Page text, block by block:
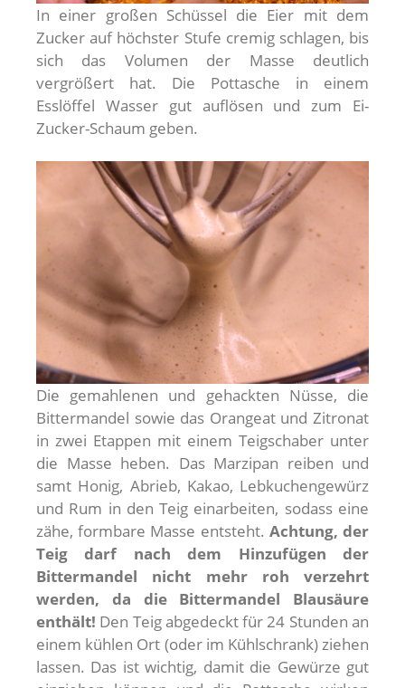
In einer großen Schüssel die Eier mit dem
Zucker auf höchster Stufe cremig schlagen, bis
sich das Volumen der Masse deutlich
vergrößert hat. Die Pottasche in einem
Esslöffel Wasser gut auflösen und zum Ei-
Zucker-Schaum geben.
Die gemahlenen und gehackten Nüsse, die
Bittermandel sowie das Orangeat und Zitronat
in zwei Etappen mit einem Teigschaber unter
die Masse heben. Das Marzipan reiben und
samt Honig, Abrieb, Kakao, Lebkuchengewürz
und Rum in den Teig einarbeiten, sodass eine
zähe, formbare Masse entsteht. Achtung, der
Teig darf nach dem Hinzufügen der
Bittermandel nicht mehr roh verzehrt
werden, da die Bittermandel Blausäure
enthält! Den Teig abgedeckt für 24 Stunden an
einem kühlen Ort (oder im Kühlschrank) ziehen
lassen. Das ist wichtig, damit die Gewürze gut